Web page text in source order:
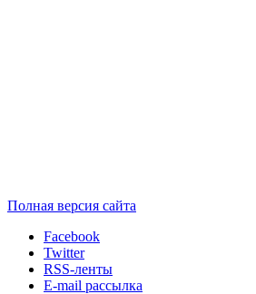
Полная версия сайта
Facebook
Twitter
RSS-ленты
E-mail рассылка